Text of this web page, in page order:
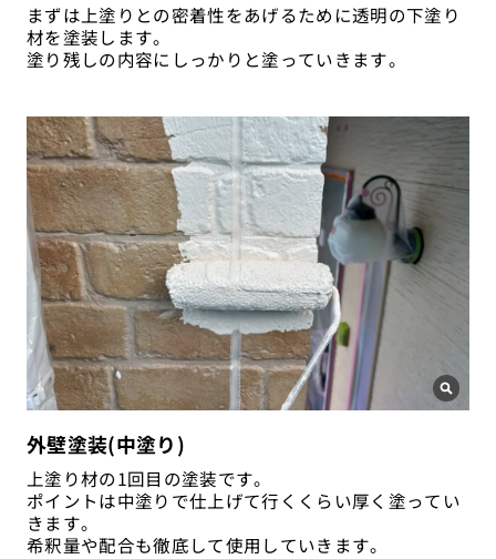
まずは上塗りとの密着性をあげるために透明の下塗り
材を塗装します。
塗り残しの内容にしっかりと塗っていきます。
外壁塗装(中塗り)
上塗り材の1回目の塗装です。
ポイントは中塗りで仕上げて行くくらい厚く塗ってい
きます。
希釈量や配合も徹底して使用していきます。